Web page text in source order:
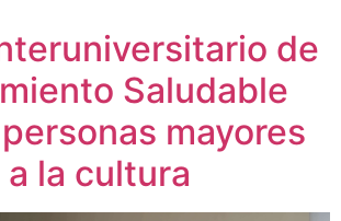
de
Saludable
mayores
la cultura